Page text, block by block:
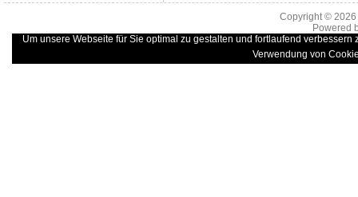
Copyright ©
Powered
Um unsere Webseite für Sie optimal zu gestalten und fortlaufend
Verwendung von